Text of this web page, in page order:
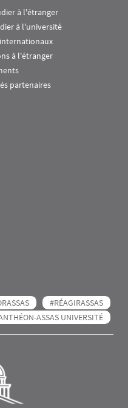
à l'étranger
à l'université
à l'étranger
partenaires
#RÉAGIRASSAS
ASSAS UNIVERSITÉ